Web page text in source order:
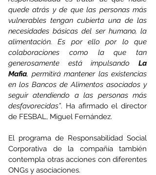
quede atrás y de que las personas más
vulnerables tengan cubierta una de las
necesidades básicas del ser humano, la
alimentación. Es por ello por lo que
colaboraciones como la que tan
generosamente está impulsando La
Mafia, permitirá mantener las existencias
en los Bancos de Alimentos asociados y
seguir atendiendo a las personas más
desfavorecidas”. Ha afirmado el director
de FESBAL, Miguel Fernández.
El programa de Responsabilidad Social
Corporativa de la compañía también
contempla otras acciones con diferentes
ONGs y asociaciones.